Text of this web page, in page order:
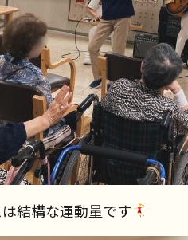
結構な運動量です